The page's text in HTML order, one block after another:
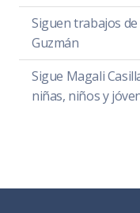
Siguen trabajos de
Guzmán
Sigue Magali
niñas, niños y